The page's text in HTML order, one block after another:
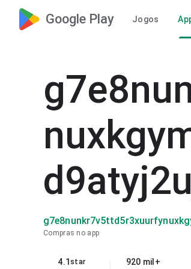
Google Play Jogos
Compras no app
4.1star
920 mil+